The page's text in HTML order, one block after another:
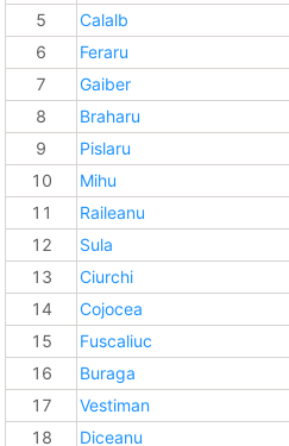
5
Calalb
6
Feraru
7
Gaiber
8
Braharu
9
Pislaru
10
Mihu
11
Raileanu
12
Sula
13
Ciurchi
14
Cojocea
15
Fuscaliuc
16
Buraga
17
Vestiman
18
Diceanu